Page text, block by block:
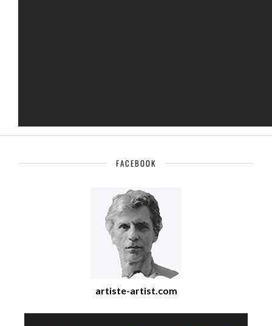
FACEBOOK
artiste-artist.com